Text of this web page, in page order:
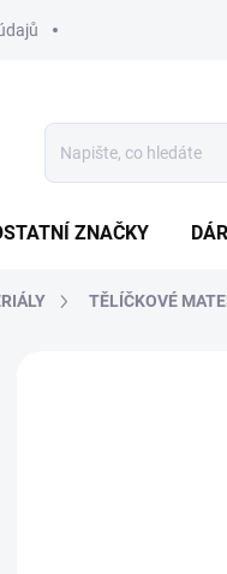
ZNAČKY
TĚLÍČKOVÉ